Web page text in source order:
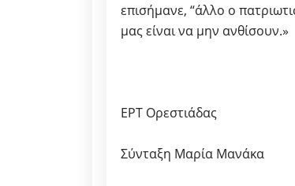
επισήμανε, “άλλο ο
μας είναι να μην ανθίσουν.»
ΕΡΤ Ορεστιάδας
Σύνταξη Μαρία Μανάκα